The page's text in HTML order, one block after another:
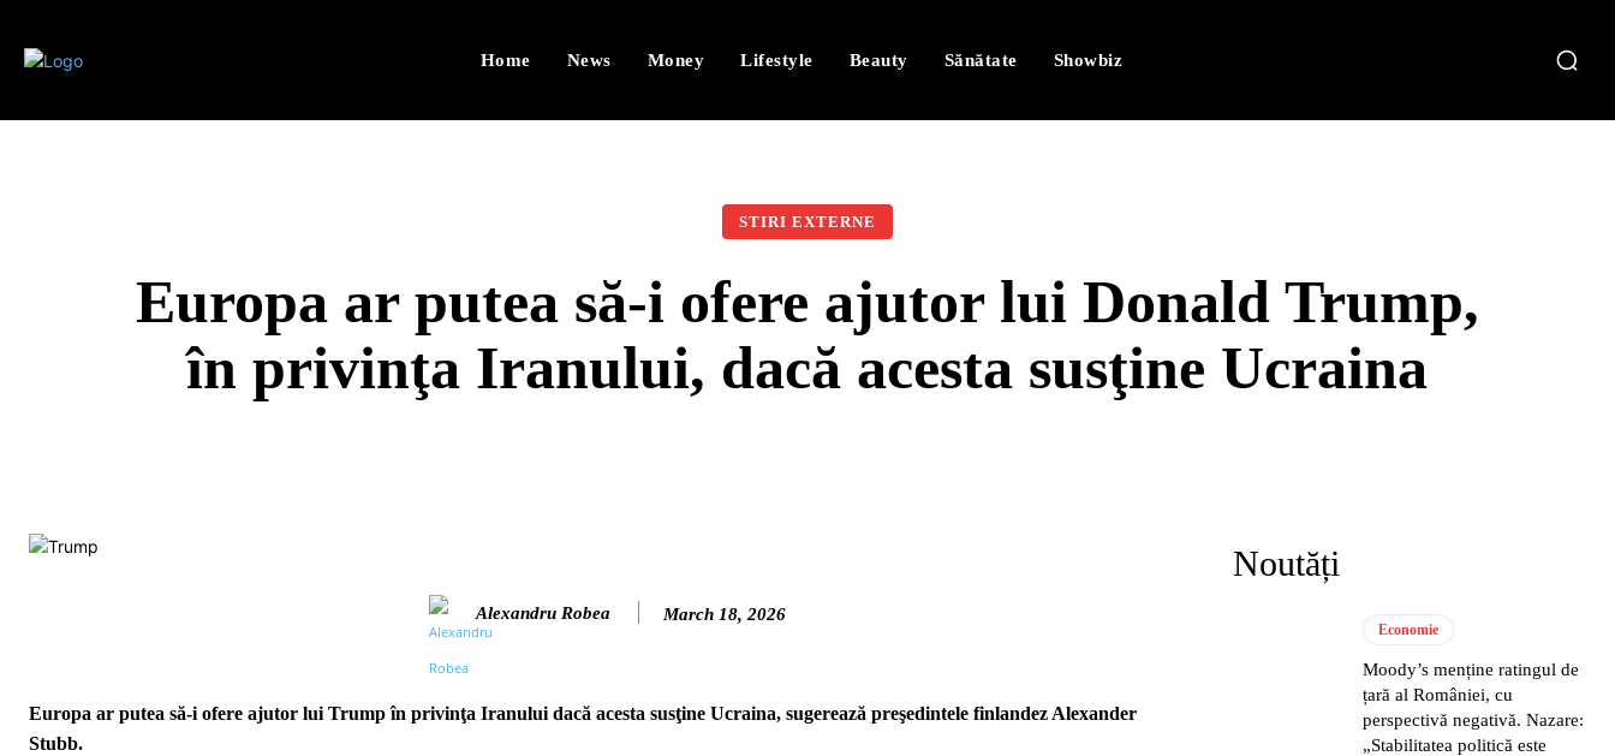
Home News Money Lifestyle Beauty Sănătate Showbiz
STIRI EXTERNE
Europa ar putea să-i ofere ajutor lui Donald Trump,
în privinţa Iranului, dacă acesta susţine Ucraina
Alexandru Robea March 18, 2026
Europa ar putea să-i ofere ajutor lui Trump în privinţa Iranului dacă acesta susţine Ucraina, sugerează preşedintele finlandez Alexander
Stubb.
Noutăți
Economie
Moody’s menține ratingul de
țară al României, cu
perspectivă negativă. Nazare:
„Stabilitatea politică este